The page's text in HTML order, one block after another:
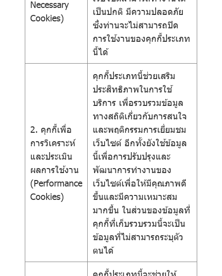
Necessary
Cookies)
เป็นปกติ มีความปลอดภัย
ซึ่งท่านจะไม่สามารถปิด
การใช้งานของคุกกี้ประเภท
นี้ได้
2. คุกกี้เพื่อ
การวิเคราะห์
และประเมิน
ผลการใช้งาน
(Performance
Cookies)
คุกกี้ประเภทนี้ช่วยเสริม
ประสิทธิภาพในการใช้
บริการ เพื่อรวบรวมข้อมูล
ทางสถิติเกี่ยวกับการสนใจ
และพฤติกรรมการเยี่ยมชม
เว็บไซต์ อีกทั้งยังใช้ข้อมูล
นี้เพื่อการปรับปรุงและ
พัฒนาการทำงานของ
เว็บไซต์เพื่อให้มีคุณภาพดี
ขึ้นและมีความเหมาะสม
มากขึ้น ในส่วนของข้อมูลที่
คุกกี้ที่เก็บรวบรวมนี้จะเป็น
ข้อมูลที่ไม่สามารถระบุตัว
ตนได้